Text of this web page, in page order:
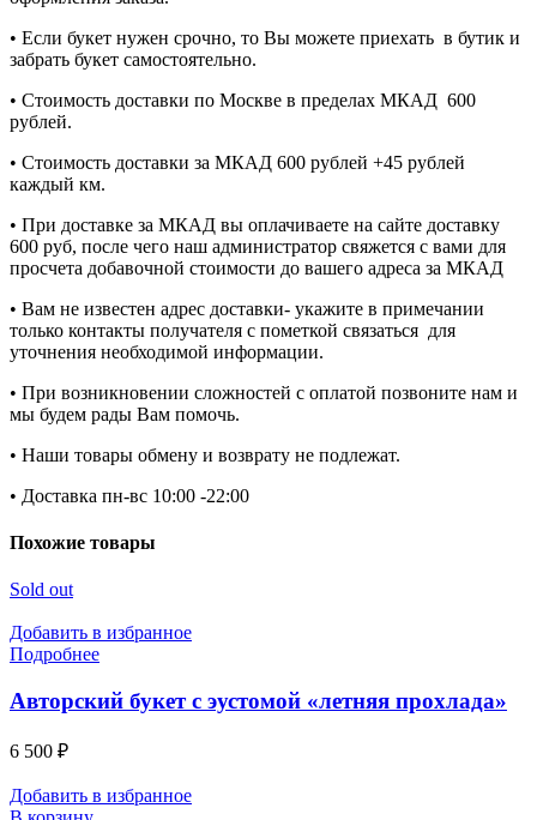
• Если букет нужен срочно, то Вы можете приехать в бутик и
забрать букет самостоятельно.
• Стоимость доставки по Москве в пределах МКАД 600
рублей.
• Стоимость доставки за МКАД 600 рублей +45 рублей
каждый км.
• При доставке за МКАД вы оплачиваете на сайте доставку
600 руб, после чего наш администратор свяжется с вами для
просчета добавочной стоимости до вашего адреса за МКАД
• Вам не известен адрес доставки- укажите в примечании
только контакты получателя с пометкой связаться для
уточнения необходимой информации.
• При возникновении сложностей с оплатой позвоните нам и
мы будем рады Вам помочь.
• Наши товары обмену и возврату не подлежат.
• Доставка пн-вс 10:00 -22:00
Похожие товары
Sold out
Добавить в избранное
Подробнее
Авторский букет с эустомой «летняя прохлада»
6 500 ₽
Добавить в избранное